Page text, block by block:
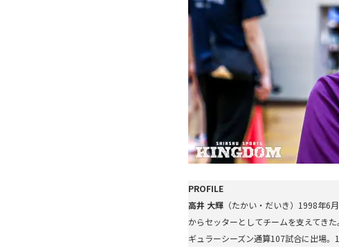
PROFILE
高井 大輝 （たかい・だいき）1998年6
からセッターとしてチームを支えてき
ギュラーシーズン通算107試合に出場。